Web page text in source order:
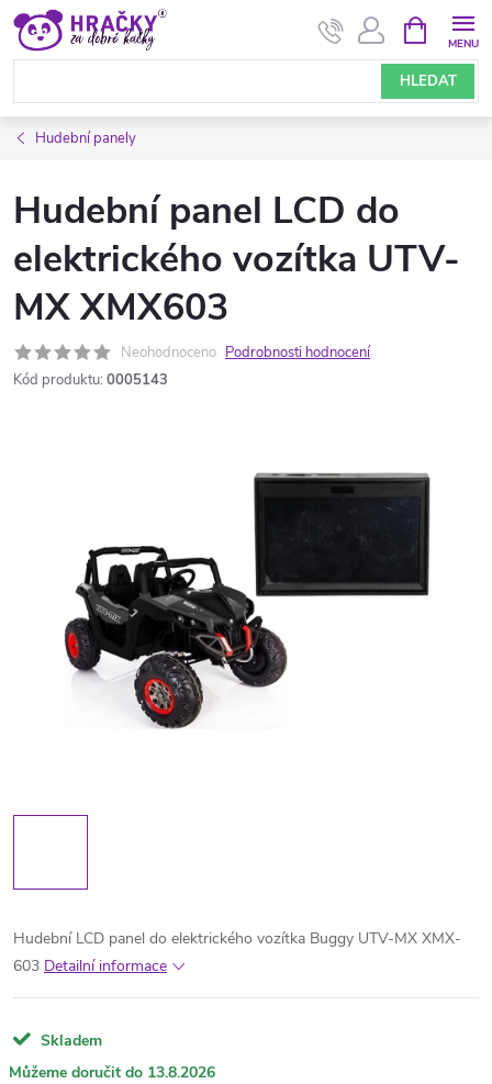
Přejít
obsah
HLEDAT
NÁKUPNÍ
KOŠÍK
Hudební panely
Hudební panel LCD do
elektrického vozítka UTV-
MX XMX603
Neohodnoceno Podrobnosti hodnocení
Kód produktu: 0005143
Hudební LCD panel do elektrického vozítka Buggy UTV-MX XMX-
603 Detailní informace
Skladem
13.8.2026